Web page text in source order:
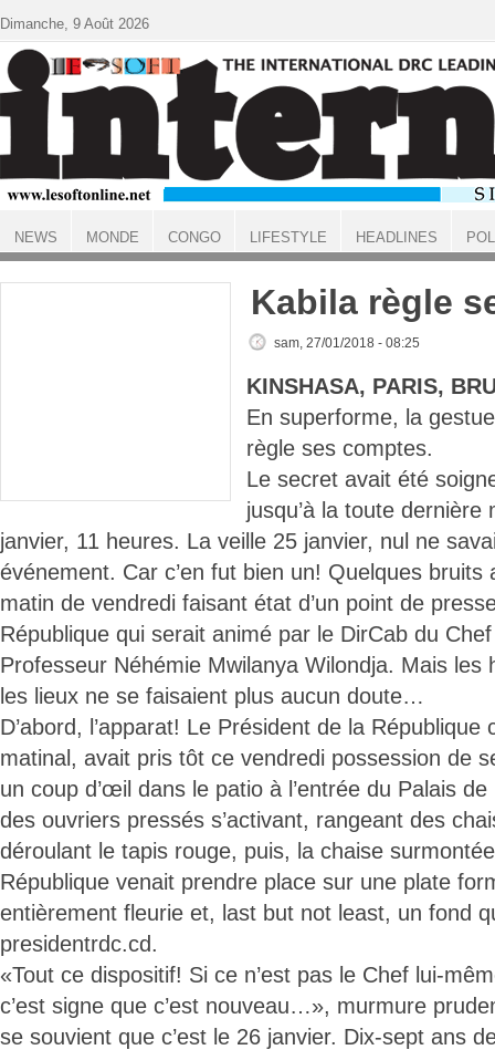
ACCUEIL
Kabila règle
sam, 27/01/2018 - 08:25
KINSHASA, PARIS,
En superforme, la
règle ses comptes.
Le secret avait été
jusqu’à la toute
janvier, 11 heures. La veille 25 janvier, nul ne
événement. Car c’en fut bien un! Quelques bruits
matin de vendredi faisant état d’un point de
République qui serait animé par le DirCab du Chef
Professeur Néhémie Mwilanya Wilondja. Mais les
les lieux ne se faisaient plus aucun doute…
D’abord, l’apparat! Le Président de la
matinal, avait pris tôt ce vendredi possession de
un coup d’œil dans le patio à l’entrée du Palais
des ouvriers pressés s’activant, rangeant des
déroulant le tapis rouge, puis, la chaise
République venait prendre place sur une plate
entièrement fleurie et, last but not least, un fond
presidentrdc.cd.
«Tout ce dispositif! Si ce n’est pas le Chef lui-
c’est signe que c’est nouveau…», murmure
se souvient que c’est le 26 janvier. Dix-sept ans
Dimanche, 9 Août 2026
NEWS MONDE CONGO LIFESTYLE HEADLINES